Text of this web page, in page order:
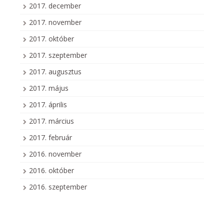
2017. december
2017. november
2017. október
2017. szeptember
2017. augusztus
2017. május
2017. április
2017. március
2017. február
2016. november
2016. október
2016. szeptember